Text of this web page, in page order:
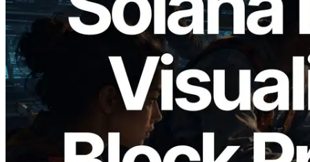
2026.05.24
Validators Solutions ra mắt Solana Block
Analyzer — Trực quan hóa thời gian tạo
block và validator phụ trách theo từng
slot
Đọc bài viết này